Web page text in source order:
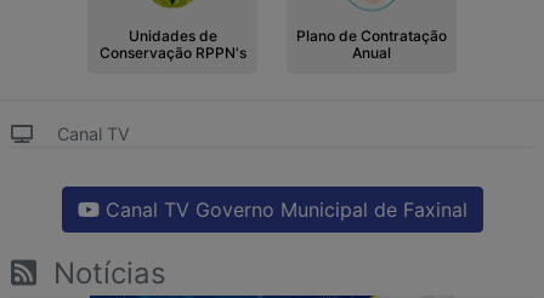
Unidades de
Conservação RPPN's
Plano de Contratação
Anual
Canal TV
Canal TV Governo Municipal de Faxinal
Notícias